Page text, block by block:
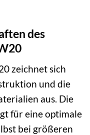
des
zeichnet sich
und die
aus. Die
für eine optimale
bei größeren